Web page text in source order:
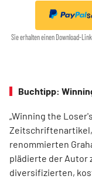
Sie erhalten einen Download-
Buchtipp:
„Winning the
Zeitschriftenartikel,
renommierten
plädierte der Autor
diversifizierten,